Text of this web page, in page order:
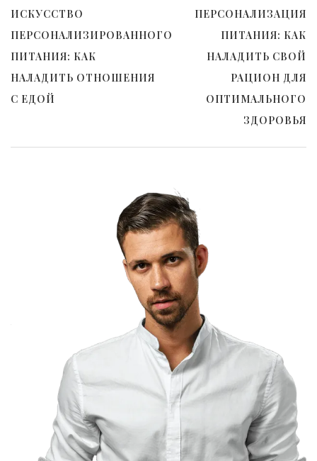
ИСКУССТВО
ПЕРСОНАЛИЗИРОВАННОГО
ПИТАНИЯ: КАК
НАЛАДИТЬ ОТНОШЕНИЯ
С ЕДОЙ
ПЕРСОНАЛИЗАЦИЯ
ПИТАНИЯ: КАК
НАЛАДИТЬ СВОЙ
РАЦИОН ДЛЯ
ОПТИМАЛЬНОГО
ЗДОРОВЬЯ